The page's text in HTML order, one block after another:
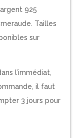
925
Tailles
sur
l’immédiat,
il faut
3 jours pour